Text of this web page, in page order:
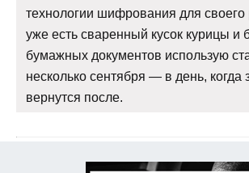
технологии шифрования для своего
уже есть сваренный кусок курицы и
бумажных документов использую
несколько сентября — в день, когда
вернутся после.